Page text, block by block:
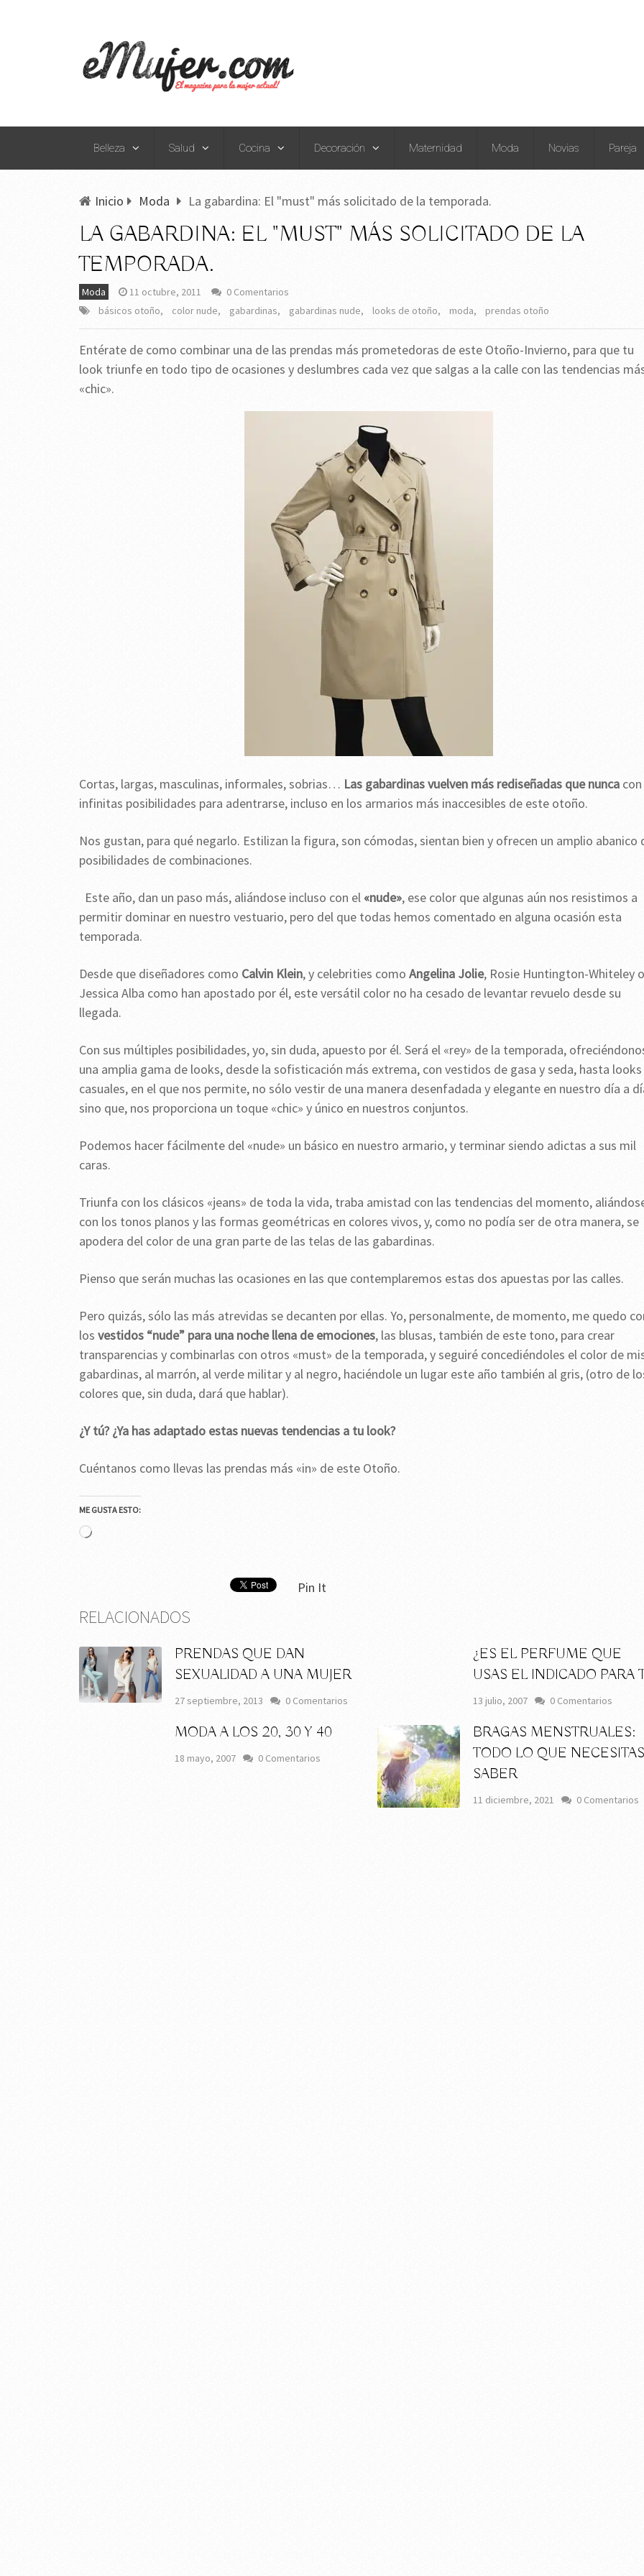
Belleza Salud Cocina Decoración Maternidad Moda Novias Pareja
Inicio Moda La gabardina: El "must" más solicitado de la temporada.
LA GABARDINA: EL "MUST" MÁS SOLICITADO DE LA
TEMPORADA.
Moda 11 octubre, 2011
0 Comentarios
básicos otoño, color nude, gabardinas, gabardinas nude, looks de otoño, moda, prendas otoño
Entérate de como combinar una de las prendas más prometedoras de este Otoño-Invierno, para que tu
look triunfe en todo tipo de ocasiones y deslumbres cada vez que salgas a la calle con las tendencias
«chic».
Cortas, largas, masculinas, informales, sobrias… Las gabardinas vuelven más rediseñadas que nunca con
infinitas posibilidades para adentrarse, incluso en los armarios más inaccesibles de este otoño.
Nos gustan, para qué negarlo. Estilizan la figura, son cómodas, sientan bien y ofrecen un amplio abanico
posibilidades de combinaciones.
Este año, dan un paso más, aliándose incluso con el «nude», ese color que algunas aún nos resistimos a
permitir dominar en nuestro vestuario, pero del que todas hemos comentado en alguna ocasión esta
temporada.
Desde que diseñadores como Calvin Klein, y celebrities como Angelina Jolie, Rosie Huntington-Whiteley o
Jessica Alba como han apostado por él, este versátil color no ha cesado de levantar revuelo desde su
llegada.
Con sus múltiples posibilidades, yo, sin duda, apuesto por él. Será el «rey» de la temporada,
una amplia gama de looks, desde la sofisticación más extrema, con vestidos de gasa y seda, hasta looks
casuales, en el que nos permite, no sólo vestir de una manera desenfadada y elegante en nuestro día a
sino que, nos proporciona un toque «chic» y único en nuestros conjuntos.
Podemos hacer fácilmente del «nude» un básico en nuestro armario, y terminar siendo adictas a sus mil
caras.
Triunfa con los clásicos «jeans» de toda la vida, traba amistad con las tendencias del momento,
con los tonos planos y las formas geométricas en colores vivos, y, como no podía ser de otra manera, se
apodera del color de una gran parte de las telas de las gabardinas.
Pienso que serán muchas las ocasiones en las que contemplaremos estas dos apuestas por las calles.
Pero quizás, sólo las más atrevidas se decanten por ellas. Yo, personalmente, de momento, me quedo
los vestidos “nude” para una noche llena de emociones, las blusas, también de este tono, para crear
transparencias y combinarlas con otros «must» de la temporada, y seguiré concediéndoles el color de
gabardinas, al marrón, al verde militar y al negro, haciéndole un lugar este año también al gris, (otro de
colores que, sin duda, dará que hablar).
¿Y tú? ¿Ya has adaptado estas nuevas tendencias a tu look?
Cuéntanos como llevas las prendas más «in» de este Otoño.
ME GUSTA ESTO:
Cargando...
Pin It
RELACIONADOS
PRENDAS QUE DAN
SEXUALIDAD A UNA MUJER
27 septiembre, 2013 0 Comentarios
¿ES EL PERFUME QUE
USAS EL INDICADO PARA
13 julio, 2007 0 Comentarios
MODA A LOS 20, 30 Y 40
18 mayo, 2007 0 Comentarios
BRAGAS MENSTRUALES:
TODO LO QUE
SABER
11 diciembre, 2021 0 Comentarios